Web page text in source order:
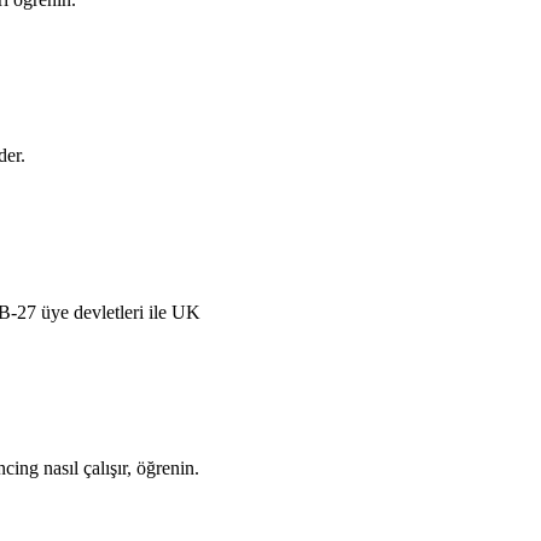
27 üye devletleri ile UK
nasıl çalışır, öğrenin.